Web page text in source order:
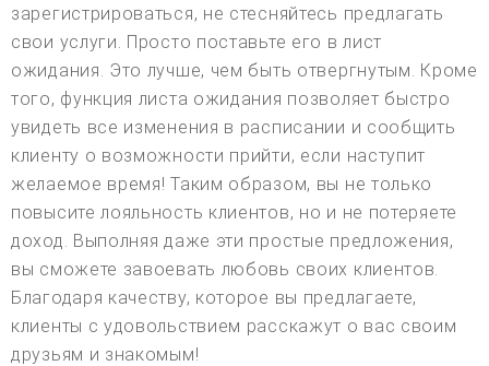
зарегистрироваться, не стесняйтесь предлагать
свои услуги. Просто поставьте его в лист
ожидания. Это лучше, чем быть отвергнутым. Кроме
того, функция листа ожидания позволяет быстро
увидеть все изменения в расписании и сообщить
клиенту о возможности прийти, если наступит
желаемое время! Таким образом, вы не только
повысите лояльность клиентов, но и не потеряете
доход. Выполняя даже эти простые предложения,
вы сможете завоевать любовь своих клиентов.
Благодаря качеству, которое вы предлагаете,
клиенты с удовольствием расскажут о вас своим
друзьям и знакомым!